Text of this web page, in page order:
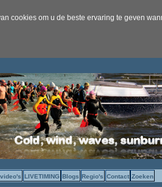
cookies om u de beste ervaring te geven
LIVETIMING Blogs Regio's Contact Zoeken